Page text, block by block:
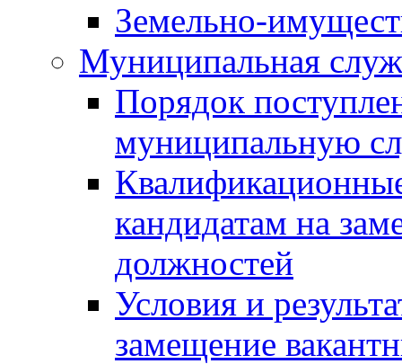
Земельно-
Муниципальная
Порядок
муниципальную
кандидатам на
должностей
Условия и
замещение